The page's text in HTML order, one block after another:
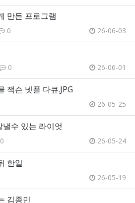
만든 프로그램
0 26-06-03
0 26-06-01
잭슨 넷플 다큐.JPG
26-05-25
낼수 있는 라이엇
0 26-05-24
한일
26-05-19
김종민